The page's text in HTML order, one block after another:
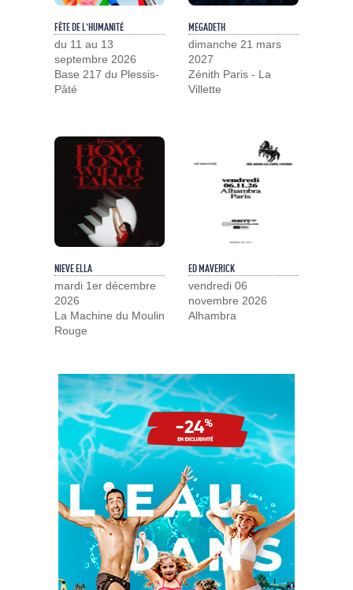
FÊTE DE L'HUMANITÉ
du 11 au 13
septembre 2026
Base 217 du Plessis-
Pâté
MEGADETH
dimanche 21 mars
2027
Zénith Paris - La
Villette
NIEVE ELLA
mardi 1er décembre
2026
La Machine du Moulin
Rouge
ED MAVERICK
vendredi 06
novembre 2026
Alhambra